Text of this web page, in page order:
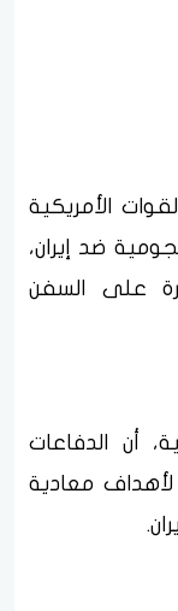
الأمريكية
ضد إيران،
على السفن
أن الدفاعات
لأهداف معادية